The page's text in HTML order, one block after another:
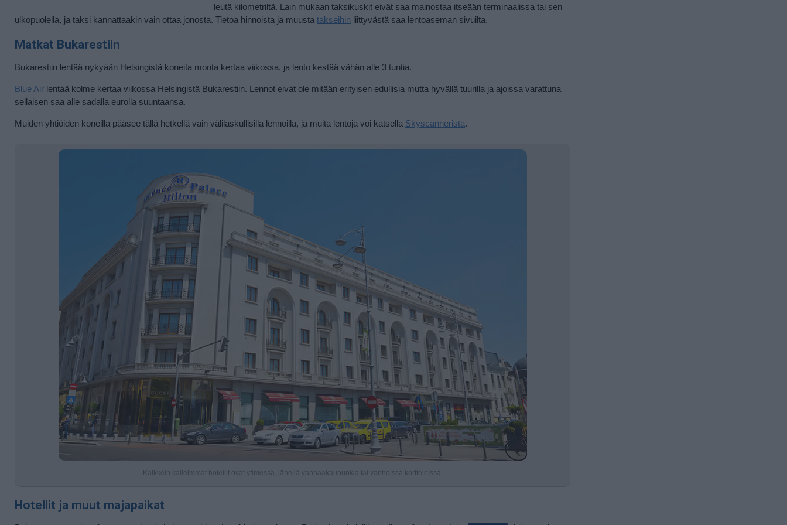
leutä kilometriltä. Lain mukaan taksikuskit eivät saa mainostaa itseään terminaalissa tai sen
ulkopuolella, ja taksi kannattaakin vain ottaa jonosta. Tietoa hinnoista ja muusta takseihin liittyvästä saa lentoaseman sivuilta.
Matkat Bukarestiin
Bukarestiin lentää nykyään Helsingistä koneita monta kertaa viikossa, ja lento kestää vähän alle 3 tuntia.
Blue Air lentää kolme kertaa viikossa Helsingistä Bukarestiin. Lennot eivät ole mitään erityisen edullisia mutta hyvällä tuurilla ja ajoissa varattuna
sellaisen saa alle sadalla eurolla suuntaansa.
Muiden yhtiöiden koneilla pääsee tällä hetkellä vain välilaskullisilla lennoilla, ja muita lentoja voi katsella Skyscannerista.
Kaikkein kalleimmat hotellit ovat ytimessä, lähellä vanhaakaupunkia tai vanhoissa kortteleissa.
Hotellit ja muut majapaikat